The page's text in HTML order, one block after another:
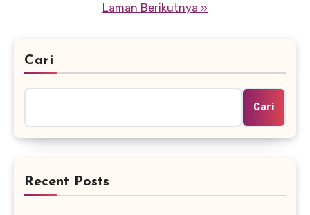
Laman Berikutnya »
Cari
Cari
Recent Posts